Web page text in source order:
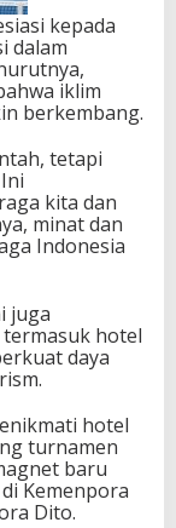
kepada
dalam
iklim
berkembang.
tetapi
kita dan
minat dan
Indonesia
juga
hotel
daya
hotel
turnamen
baru
Kemenpora
Dito.